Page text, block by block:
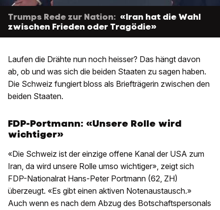
Trumps Rede zur Nation: «Iran hat die Wahl
zwischen Frieden oder Tragödie»
Laufen die Drähte nun noch heisser? Das hängt davon
ab, ob und was sich die beiden Staaten zu sagen haben.
Die Schweiz fungiert bloss als Briefträgerin zwischen den
beiden Staaten.
FDP-Portmann: «Unsere Rolle wird
wichtiger»
«Die Schweiz ist der einzige offene Kanal der USA zum
Iran, da wird unsere Rolle umso wichtiger», zeigt sich
FDP-Nationalrat Hans-Peter Portmann (62, ZH)
überzeugt. «Es gibt einen aktiven Notenaustausch.»
Auch wenn es nach dem Abzug des Botschaftspersonals